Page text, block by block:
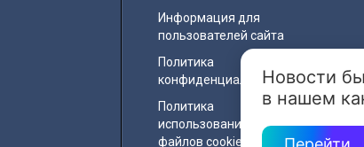
Новости
в нашем
Информация для
пользователей сайта
Политика
конфиденциальности
Политика
использования
файлов cookie